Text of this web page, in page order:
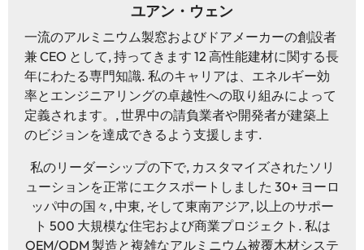
ユアン・ウェン
一流のアルミニウム製窓およびドアメーカーの創設者
兼 CEO として, 持ってきます 12 高性能建材に関する長
年にわたる専門知識. 私のキャリアは、エネルギー効
率とエンジニアリングの卓越性への取り組みによって
定義されます。, 世界中の請負業者や開発者が建築上
のビジョンを達成できるよう支援します.
私のリーダーシップの下で, カスタマイズされたソリ
ューションを正常にエクスポートしました 30+ ヨーロ
ッパ中の国々, 中東, そして東南アジア, 以上のサポー
ト 500 大規模な住宅および商業プロジェクト. 私は
OEM/ODM 製造と複雑なアルミニウム被覆木材システ